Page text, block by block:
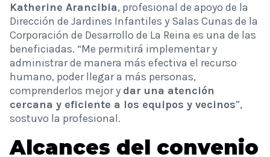
Katherine Arancibia, profesional de apoyo de la
Dirección de Jardines Infantiles y Salas Cunas de la
Corporación de Desarrollo de La Reina es una de las
beneficiadas. “Me permitirá implementar y
administrar de manera más efectiva el recurso
humano, poder llegar a más personas,
comprenderlos mejor y dar una atención
cercana y eficiente a los equipos y vecinos”,
sostuvo la profesional.
Alcances del convenio